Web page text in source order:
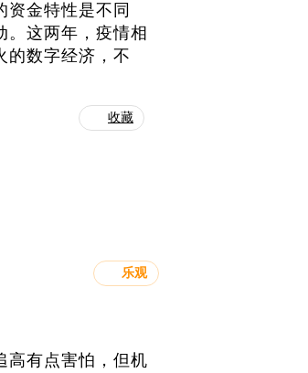
金特性是不同
。这两年，疫情相
的数字经济，不
收藏
乐观
高有点害怕，但机